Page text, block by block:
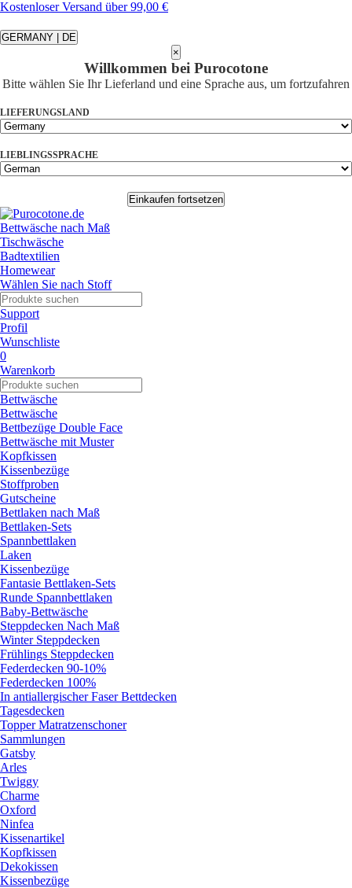
Kostenloser Versand über 99,00 €
GERMANY | DE
×
Willkommen bei Purocotone
Bitte wählen Sie Ihr Lieferland und eine Sprache aus, um fortzufahren
LIEFERUNGSLAND
LIEBLINGSSPRACHE
Einkaufen fortsetzen
Bettwäsche nach Maß
Tischwäsche
Badtextilien
Homewear
Wählen Sie nach Stoff
Support
Profil
Wunschliste
0
Warenkorb
Bettwäsche
Bettwäsche
Bettbezüge Double Face
Bettwäsche mit Muster
Kopfkissen
Kissenbezüge
Stoffproben
Gutscheine
Bettlaken nach Maß
Bettlaken-Sets
Spannbettlaken
Laken
Kissenbezüge
Fantasie Bettlaken-Sets
Runde Spannbettlaken
Baby-Bettwäsche
Steppdecken Nach Maß
Winter Steppdecken
Frühlings Steppdecken
Federdecken 90-10%
Federdecken 100%
In antiallergischer Faser Bettdecken
Tagesdecken
Topper Matratzenschoner
Sammlungen
Gatsby
Arles
Twiggy
Charme
Oxford
Ninfea
Kissenartikel
Kopfkissen
Dekokissen
Kissenbezüge